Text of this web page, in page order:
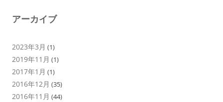
アーカイブ
2023年3月 (1)
2019年11月 (1)
2017年1月 (1)
2016年12月 (35)
2016年11月 (44)